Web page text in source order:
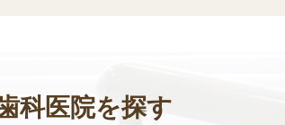
科医院を探す